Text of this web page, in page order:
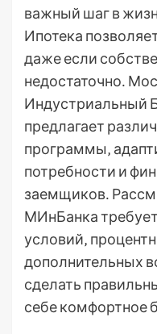
важный шаг в
Ипотека
даже если
недостаточно․
Индустриальный
предлагает
программы‚
потребности и
заемщиков․
МИнБанка
условий‚
дополнительных
сделать
себе комфортное